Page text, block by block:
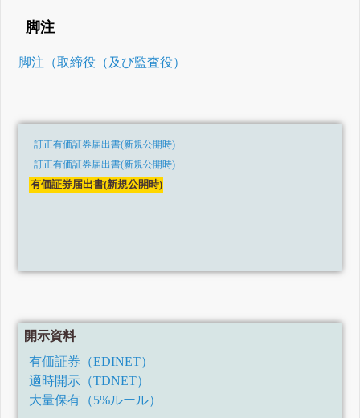
脚注
脚注（取締役（及び監査役）
訂正有価証券届出書(新規公開時)
訂正有価証券届出書(新規公開時)
有価証券届出書(新規公開時)
開示資料
有価証券（EDINET）
適時開示（TDNET）
大量保有（5%ルール）